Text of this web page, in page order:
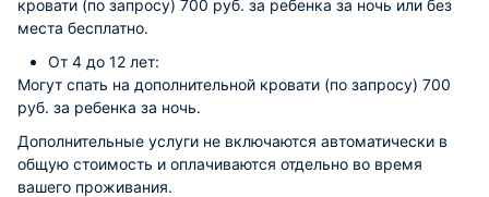
кровати (по запросу) 700 руб. за ребенка за ночь или без
места бесплатно.
От 4 до 12 лет:
Могут спать на дополнительной кровати (по запросу) 700
руб. за ребенка за ночь.
Дополнительные услуги не включаются автоматически в
общую стоимость и оплачиваются отдельно во время
вашего проживания.